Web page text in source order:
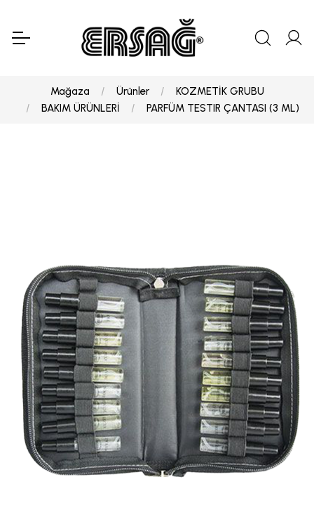
Mağaza Ürünler
KOZMETİK GRUBU
BAKIM ÜRÜNLERİ
PARFÜM TESTIR ÇANTASI (3 ML)